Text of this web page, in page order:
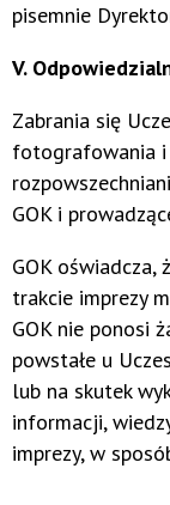
pisemnie
V.
Zabrania się
fotografowania i
GOK i
GOK oświadcza,
trakcie imprezy
GOK nie ponosi
powstałe u
lub na skutek
informacji,
imprezy, w